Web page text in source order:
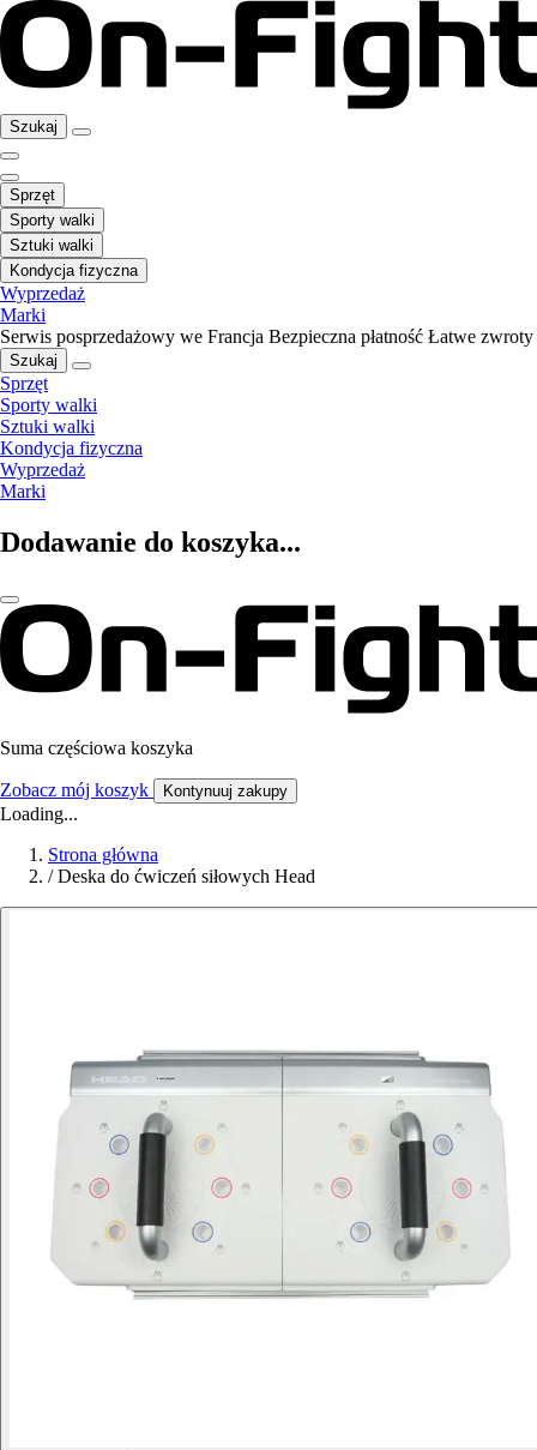
Szukaj
Sprzęt
Sporty walki
Sztuki walki
Kondycja fizyczna
Wyprzedaż
Marki
Serwis posprzedażowy we Francja Bezpieczna płatność Łatwe zwroty
Szukaj
Sprzęt
Sporty walki
Sztuki walki
Kondycja fizyczna
Wyprzedaż
Marki
Dodawanie do koszyka...
Suma częściowa koszyka
Zobacz mój koszyk Kontynuuj zakupy
Loading...
Strona główna
/ Deska do ćwiczeń siłowych Head